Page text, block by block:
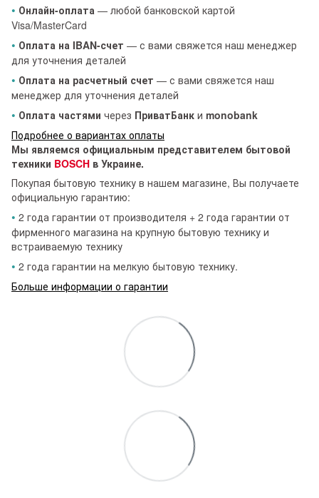
• Онлайн-оплата — любой банковской картой
Visa/MasterCard
• Оплата на IBAN-счет — с вами свяжется наш менеджер
для уточнения деталей
• Оплата на расчетный счет — с вами свяжется наш
менеджер для уточнения деталей
• Оплата частями через ПриватБанк и monobank
Подробнее о вариантах оплаты
Мы являемся официальным представителем бытовой
техники BOSCH в Украине.
Покупая бытовую технику в нашем магазине, Вы получаете
официальную гарантию:
• 2 года гарантии от производителя + 2 года гарантии от
фирменного магазина на крупную бытовую технику и
встраиваемую технику
• 2 года гарантии на мелкую бытовую технику.
Больше информации о гарантии